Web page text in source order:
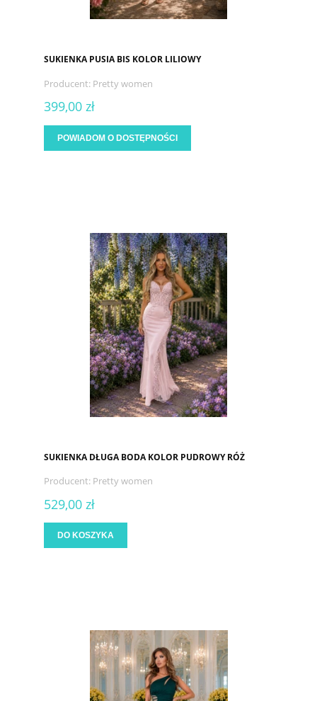
SUKIENKA PUSIA BIS KOLOR LILIOWY
Producent: Pretty women
399,00 zł
POWIADOM O DOSTĘPNOŚCI
SUKIENKA DŁUGA BODA KOLOR PUDROWY RÓŻ
Producent: Pretty women
529,00 zł
DO KOSZYKA